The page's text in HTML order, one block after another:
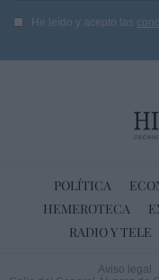
He leído y acepto las
POLÍTICA
HEMEROTECA
RADIO Y TELE
Aviso legal